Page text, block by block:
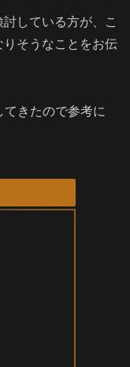
している方が、こ
そうなことをお伝
きたので参考に